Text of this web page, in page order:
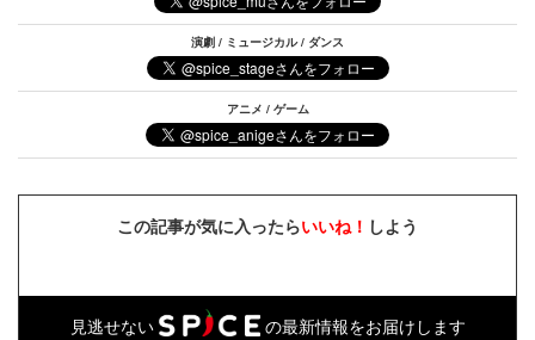
演劇 / ミュージカル / ダンス
アニメ / ゲーム
この記事が気に入ったらいいね！ しよう
見逃せない の最新情報をお届けします